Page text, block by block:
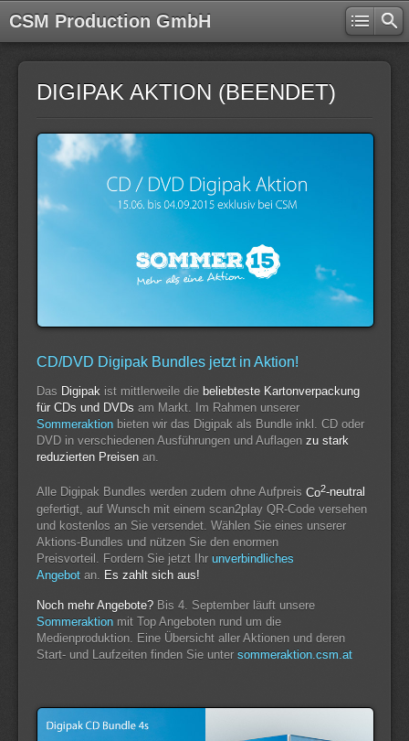
CSM Production GmbH
DIGIPAK AKTION (BEENDET)
CD/DVD Digipak Bundles jetzt in Aktion!
Das Digipak ist mittlerweile die beliebteste Kartonverpackung
für CDs und DVDs am Markt. Im Rahmen unserer
Sommeraktion bieten wir das Digipak als Bundle inkl. CD oder
DVD in verschiedenen Ausführungen und Auflagen zu stark
reduzierten Preisen an.
Alle Digipak Bundles werden zudem ohne Aufpreis Co2-neutral
gefertigt, auf Wunsch mit einem scan2play QR-Code versehen
und kostenlos an Sie versendet. Wählen Sie eines unserer
Aktions-Bundles und nützen Sie den enormen
Preisvorteil. Fordern Sie jetzt Ihr unverbindliches
Angebot an. Es zahlt sich aus!
Noch mehr Angebote? Bis 4. September läuft unsere
Sommeraktion mit Top Angeboten rund um die
Medienproduktion. Eine Übersicht aller Aktionen und deren
Start- und Laufzeiten finden Sie unter sommeraktion.csm.at